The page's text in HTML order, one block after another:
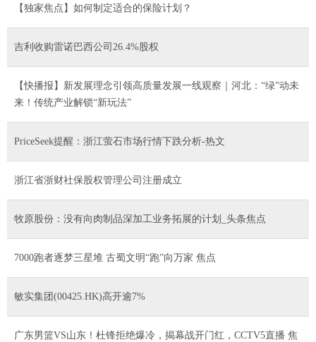
【独家焦点】如何制定适合的保险计划？
吉利收购雷诺巴西公司26.4%股权
【快播报】新发展理念引领高质量发展一线观察｜河北：“绿”动未
来！传统产业解锁“新玩法”
PriceSeek提醒：浙江萤石市场行情下跌分析-热文
浙江省浙财社保股权管理公司注册成立
牧原股份：没有向肉制品深加工业务拓展的计划_头条焦点
7000跑者逐梦三星堆 古蜀文明“跑”向万家 焦点
敏实集团(00425.HK)高开逾7%
广东男篮VS山东！杜锋拒绝爆冷，揭幕战开门红，CCTV5直播 焦